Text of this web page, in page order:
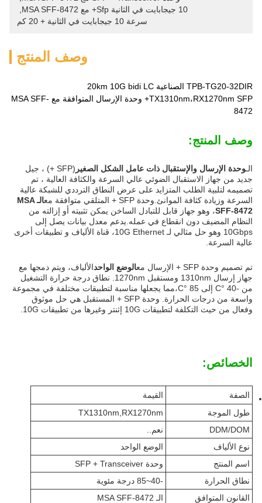
10 جيجابايت في الثانية Sfp+ مع MSA SFF-8472
سرعة 10 جيجابايت في الثانية + 20 كم
وصف المنتج
TPB-TG20-32DIR الصناعية 20km 10G bidi LC
TX1310nm،RX1270nm SFP+ وحدة الإرسال المتوافقة مع MSA SFF-
8472
وصف المنتج:
الـوحدة الإرسال والإستقبال ذات عامل الشكل الصغير
(SFP +) ، جيل
جديد من جهاز الاستقبال الضوئي عالي السرعة والكثافة العالية ، تم
تصميمه لتلبية الطلب المتزايد على عرض النطاق الترددي للشبكة عالية
السرعة وزيادة كثافة الموانئ.وحدة SFP + المتلقي متوافقة مع
الـ MSA
SFF-8472، وهو جهاز قابل للتبادل الساخن يمكن تثبيته أو إزالته من
النظام المضيف دون انقطاع في عمله.يدعم معدل بيانات يصل إلى
10Gbps وهو حل مثالي لـ 10G Ethernet، قناة الألياف و تطبيقات أخرى
عالية السرعة.
تم تصميم وحدة SFP + الإرسال مع الوضع الواحدالألياف، ويتم دمجها مع
جهاز إرسال 1310nm ومستقبل 1270nm. نطاق درجة حرارة التشغيل
من -40 °C إلى 85 °C،مما يجعلها مناسبة لتطبيقات مختلفة في مجموعة
واسعة من درجات الحرارة. وحدة SFP + المستقبل هي حل موثوق
وفعال من حيث التكلفة لتطبيقات 10G إثنتر وغيرها من تطبيقات 10G.
الخصائص:
الصفة
القيمة
طول الموجة
TX1310nm,RX1270nm
DDM/DOM
نعم..
نوع الألياف
الوضع الواحد
اسم المنتج
وحدة SFP + Transceiver
نطاق الحرارة
-40~85 درجة مئوية
القانون المتوافق
الـ MSA SFF-8472